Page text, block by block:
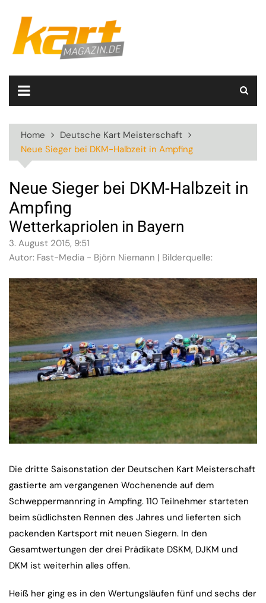
content
Home
Deutsche Kart Meisterschaft
Neue Sieger bei DKM-Halbzeit in Ampfing
Neue Sieger bei DKM-Halbzeit in
Ampfing
Wetterkapriolen in Bayern
3. August 2015, 9:51
Autor: Fast-Media - Björn Niemann | Bilderquelle:
Die dritte Saisonstation der Deutschen Kart Meisterschaft
gastierte am vergangenen Wochenende auf dem
Schweppermannring in Ampfing. 110 Teilnehmer starteten
beim südlichsten Rennen des Jahres und lieferten sich
packenden Kartsport mit neuen Siegern. In den
Gesamtwertungen der drei Prädikate DSKM, DJKM und
DKM ist weiterhin alles offen.
Heiß her ging es in den Wertungsläufen fünf und sechs der